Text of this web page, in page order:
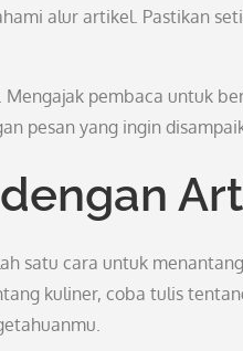
alur artikel. Pastikan
pembaca untuk
pesan yang ingin
satu cara untuk
kuliner, coba tulis